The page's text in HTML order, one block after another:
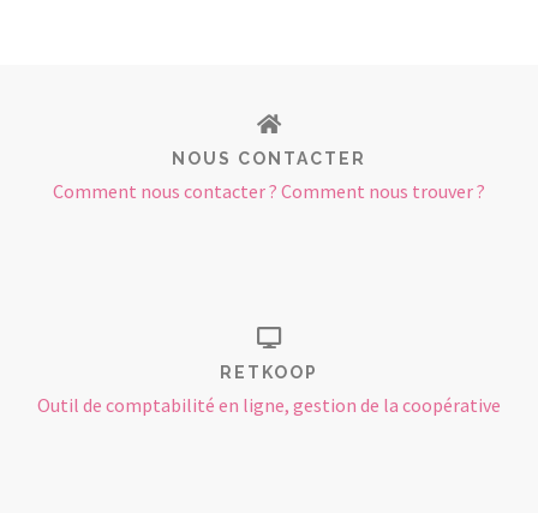
NOUS CONTACTER
Comment nous contacter ? Comment nous trouver ?
RETKOOP
Outil de comptabilité en ligne, gestion de la coopérative